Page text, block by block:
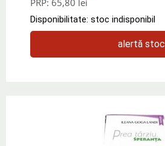
Disponibilitate: stoc indisponibil
alertă stoc